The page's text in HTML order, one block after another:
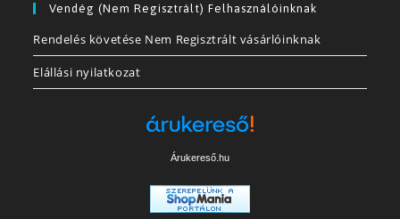
Vendég (nem Regisztrált) Felhasználóinknak
Rendelés követése Nem Regisztrált vásárlóinknak
Elállási nyilatkozat
Árukereső.hu